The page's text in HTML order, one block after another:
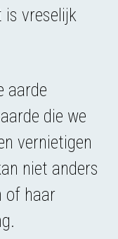
is vreselijk
aarde
die we
vernietigen
niet anders
of haar